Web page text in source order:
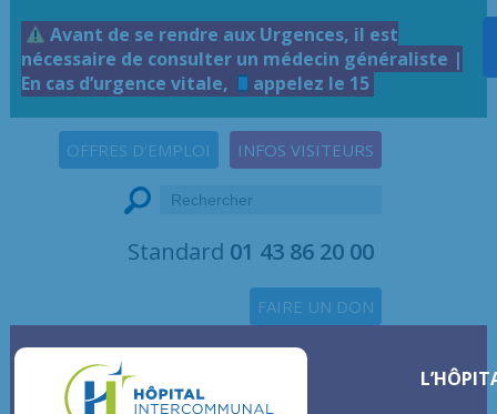
Avant de se rendre aux Urgences, il est
nécessaire de consulter un médecin généraliste |
En cas d’urgence vitale,
appelez le 15
INFOS VISITEURS
OFFRES D'EMPLOI
Standard 01 43 86 20 00
FAIRE UN DON